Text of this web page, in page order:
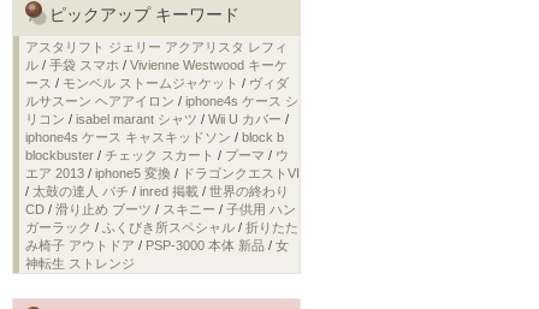
ピックアップ キーワード
アスタリフト ジェリー アクアリスタ レフィ
ル / 手袋 スマホ / Vivienne Westwood キーケ
ース / モンベル ストームジャケット / ヴィダ
ルサスーン ヘアアイロン / iphone4s ケース シ
リコン / isabel marant シャツ / Wii U カバー /
iphone4s ケース キャスキッドソン / block b
blockbuster / チェック スカート / プーマ / ウ
エア 2013 / iphone5 変換 / ドラゴンクエストVI
/ 太鼓の達人 バチ / inred 掲載 / 世界の終わり
CD / 滑り止め ブーツ / スキニー / 子供用 ハン
ガーラック / ふくびき所スペシャル / 折りたた
み椅子 アウトドア / PSP-3000 本体 新品 / 女
神転生 ストレンジ